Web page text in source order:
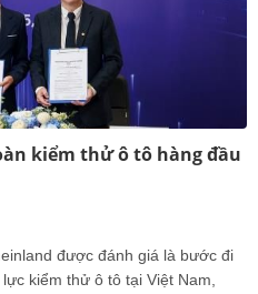
kiểm thử ô tô hàng đầu
được đánh giá là bước đi
kiểm thử ô tô tại Việt Nam,